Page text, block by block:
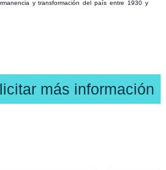
y transformación del país entre 1930 y
más información